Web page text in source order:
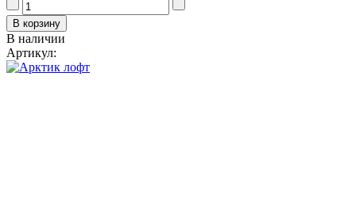
В наличии
Артикул: